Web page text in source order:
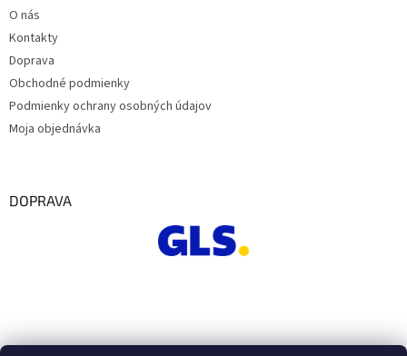
O nás
Kontakty
Doprava
Obchodné podmienky
Podmienky ochrany osobných údajov
Moja objednávka
DOPRAVA